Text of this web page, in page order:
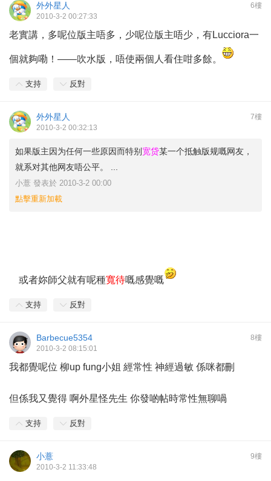
6樓
外外星人
2010-3-2 00:27:33
老實講，多呢位版主唔多，少呢位版主唔少，有Lucciora一
個就夠嘞！——吹水版，唔使兩個人看住咁多餘。
支持 反對
7樓
外外星人
2010-3-2 00:32:13
如果版主因为任何一些原因而特别 宽贷某一个抵触版规嘅网友，
就系对其他网友唔公平。 ...
小薏 發表於 2010-3-2 00:00
點擊重新加載
或者妳師父就有呢種寬待嘅感覺嘅
支持 反對
8樓
Barbecue5354
2010-3-2 08:15:01
我都覺呢位 柳up fung小姐 經常性 神經過敏 係咪都刪
但係我又覺得 啊外星怪先生 你發啲帖時常性無聊喎
支持 反對
9樓
小薏
2010-3-2 11:33:48